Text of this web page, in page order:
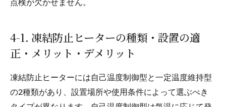
点検が欠かせません。
4-1. 凍結防止ヒーターの種類・設置の適
正・メリット・デメリット
凍結防止ヒーターには自己温度制御型と一定温度維持型
の2種類があり、設置場所や使用条件によって選ぶべき